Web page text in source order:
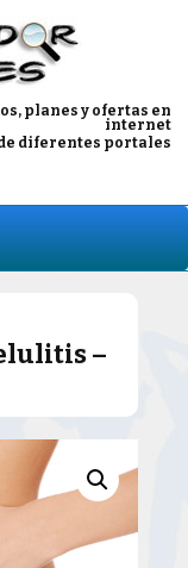
planes y ofertas en
internet
diferentes portales
–